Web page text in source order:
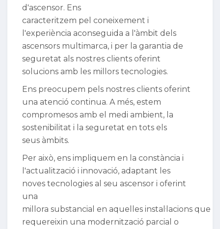
d'ascensor. Ens
caracteritzem pel coneixement i
l'experiència aconseguida a l'àmbit dels
ascensors multimarca, i per la garantia de
seguretat als nostres clients oferint
solucions amb les millors tecnologies.
Ens preocupem pels nostres clients oferint
una atenció continua. A més, estem
compromesos amb el medi ambient, la
sostenibilitat i la seguretat en tots els
seus àmbits.
Per això, ens impliquem en la constància i
l'actualització i innovació, adaptant les
noves tecnologies al seu ascensor i oferint
una
millora substancial en aquelles instal·lacions que
requereixin una modernització parcial o